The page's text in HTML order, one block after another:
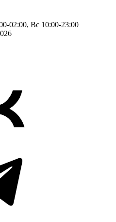
02:00, Вс 10:00-23:00